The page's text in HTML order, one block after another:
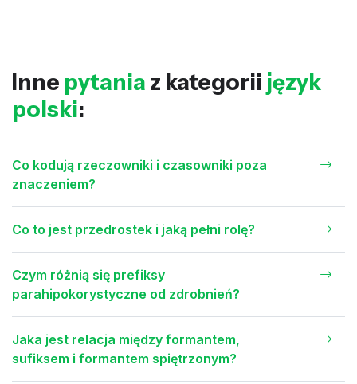
Inne pytania z kategorii język
polski:
Co kodują rzeczowniki i czasowniki poza
znaczeniem?
Co to jest przedrostek i jaką pełni rolę?
Czym różnią się prefiksy
parahipokorystyczne od zdrobnień?
Jaka jest relacja między formantem,
sufiksem i formantem spiętrzonym?